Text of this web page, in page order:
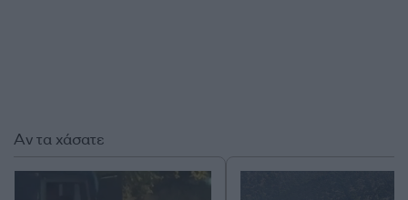
Αν τα χάσατε